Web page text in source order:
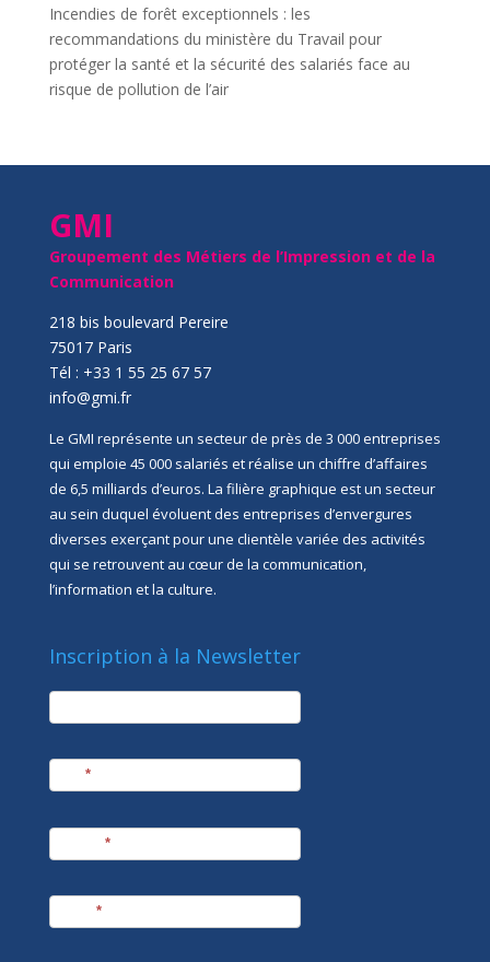
Incendies de forêt exceptionnels : les
recommandations du ministère du Travail pour
protéger la santé et la sécurité des salariés face au
risque de pollution de l’air
GMI
Groupement des Métiers de l’Impression et de la
Communication
218 bis boulevard Pereire
75017 Paris
Tél : +33 1 55 25 67 57
info@gmi.fr
Le GMI représente un secteur de près de 3 000 entreprises
qui emploie 45 000 salariés et réalise un chiffre d’affaires
de 6,5 milliards d’euros. La filière graphique est un secteur
au sein duquel évoluent des entreprises d’envergures
diverses exerçant pour une clientèle variée des activités
qui se retrouvent au cœur de la communication,
l’information et la culture.
Inscription à la Newsletter
newsletter
*
*
*